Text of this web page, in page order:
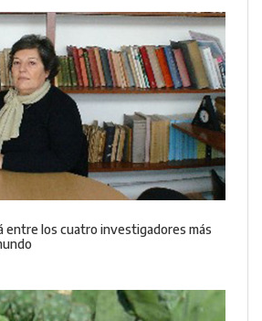
entre los cuatro investigadores más